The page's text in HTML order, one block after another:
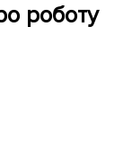
роботу